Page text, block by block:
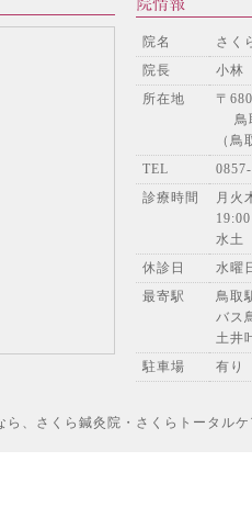
院名
さく
院長
小林
所在地
〒
鳥
（
TEL
診療時間
月火
19:00
水
休診日
水曜
最寄駅
鳥取
バス
土井
駐車場
有り
ら、さくら鍼灸院・さくらトータ